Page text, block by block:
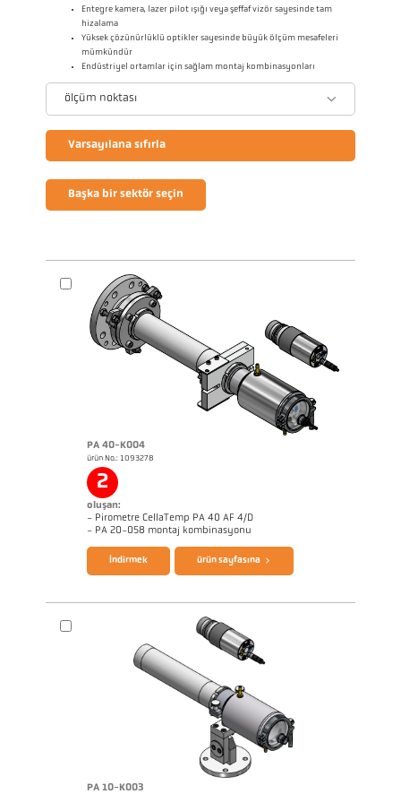
Entegre kamera, lazer pilot ışığı veya şeffaf vizör sayesinde tam
hizalama
Yüksek çözünürlüklü optikler sayesinde büyük ölçüm mesafeleri
mümkündür
Endüstriyel ortamlar için sağlam montaj kombinasyonları
ölçüm noktası
Varsayılana sıfırla
Başka bir sektör seçin
PA 40-K004
ürün No.: 1093278
2
oluşan:
- Pirometre CellaTemp PA 40 AF 4/D
- PA 20-058 montaj kombinasyonu
broşür CellaTemp PA Questionnaire Radiation Pyrometers
İndirmek ürün sayfasına
PA 10-K003